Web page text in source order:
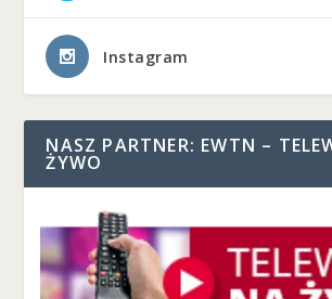
Instagram
NASZ PARTNER: EWTN –
ŻYWO